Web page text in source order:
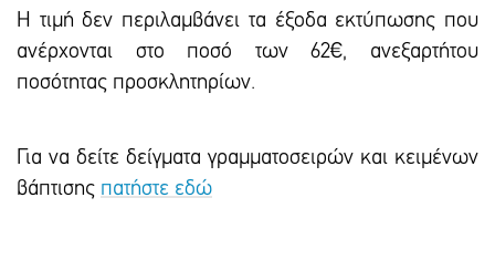
Η τιμή δεν περιλαμβάνει τα έξοδα εκτύπωσης που
ανέρχονται στο ποσό των 62€, ανεξαρτήτου
ποσότητας προσκλητηρίων.
Για να δείτε δείγματα γραμματοσειρών και κειμένων
βάπτισης πατήστε εδώ